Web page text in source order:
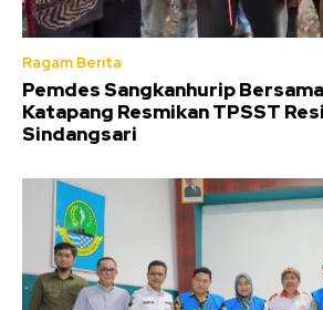
Ragam Berita
Pemdes Sangkanhurip
Katapang Resmikan TPSST
Sindangsari